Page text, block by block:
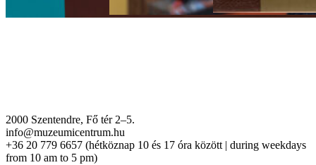
2000 Szentendre, Fő tér 2–5.
info@muzeumicentrum.hu
+36 20 779 6657 (hétköznap 10 és 17 óra között | during weekdays
from 10 am to 5 pm)